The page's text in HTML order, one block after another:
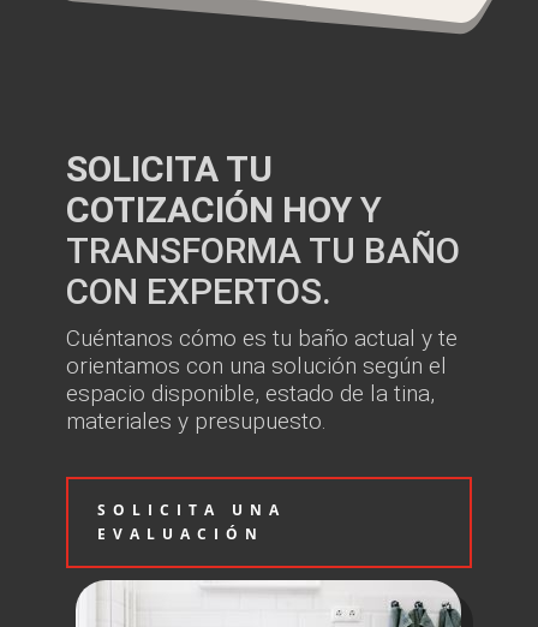
SOLICITA TU
COTIZACIÓN HOYY
TRANSFORMA TU BAÑO
CON EXPERTOS.
Cuéntanos cómo es tu baño actual y te
orientamos con una solución según el
espacio disponible, estado de la tina,
materiales y presupuesto.
SOLICITA UNA
EVALUACIÓN